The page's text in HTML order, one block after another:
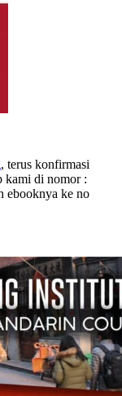
, terus konfirmasi
kami di nomor :
ebooknya ke no